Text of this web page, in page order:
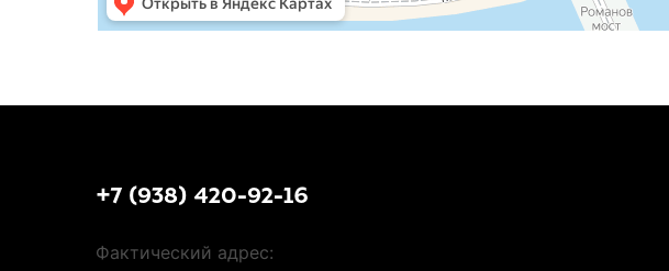
+7 (938) 420-92-16
Фактический адрес: